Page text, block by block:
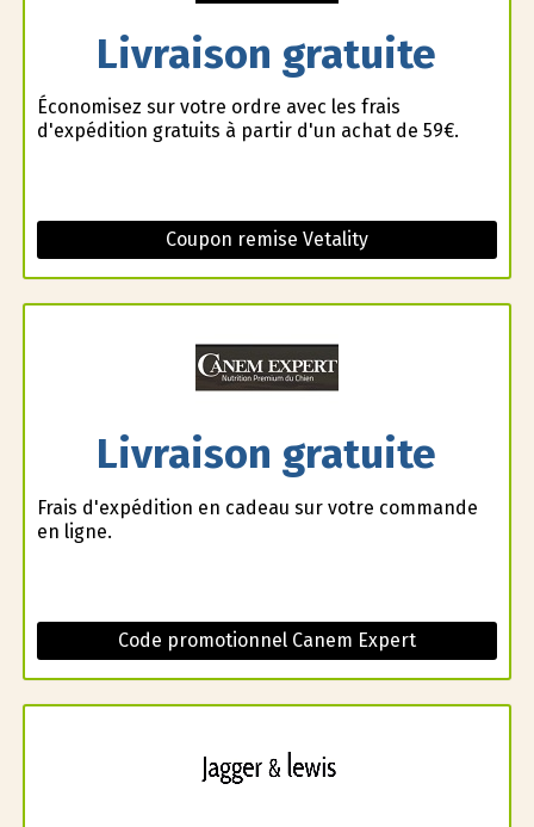
Livraison gratuite
Économisez sur votre ordre avec les frais
d'expédition gratuits à partir d'un achat de 59€.
Coupon remise Vetality
Livraison gratuite
Frais d'expédition en cadeau sur votre commande
en ligne.
Code promotionnel Canem Expert